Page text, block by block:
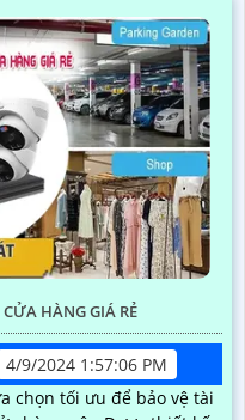
HÀNG GIÁ RẺ
4/9/2024 1:57:06 PM
chọn tối ưu để bảo vệ tài